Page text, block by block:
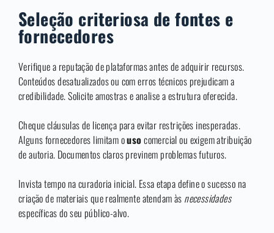
Seleção criteriosa de fontes e
fornecedores
Verifique a reputação de plataformas antes de adquirir recursos.
Conteúdos desatualizados ou com erros técnicos prejudicam a
credibilidade. Solicite amostras e analise a estrutura oferecida.
Cheque cláusulas de licença para evitar restrições inesperadas.
Alguns fornecedores limitam ousocomercial ou exigem atribuição
de autoria. Documentos claros previnem problemas futuros.
Invista tempo na curadoria inicial. Essa etapa define o sucesso na
criação de materiais que realmente atendam às necessidades
específicas do seu público-alvo.